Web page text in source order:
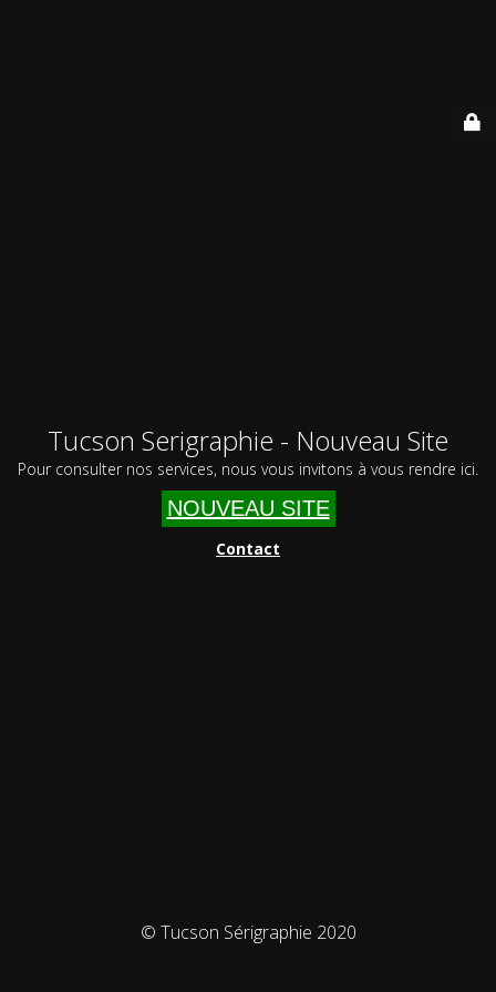
Tucson Serigraphie - Nouveau Site
Pour consulter nos services, nous vous invitons à vous rendre ici.
NOUVEAU SITE
Contact
© Tucson Sérigraphie 2020